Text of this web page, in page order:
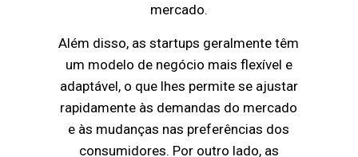
mercado.
Além disso, as startups geralmente têm
um modelo de negócio mais flexível e
adaptável, o que lhes permite se ajustar
rapidamente às demandas do mercado
e às mudanças nas preferências dos
consumidores. Por outro lado, as